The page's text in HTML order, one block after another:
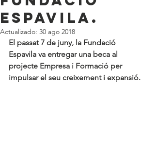
Espavila.
Actualizado: 30 ago 2018
El passat 7 de juny, la Fundació
Espavila va entregar una beca al
projecte Empresa i Formació per
impulsar el seu creixement i expansió.